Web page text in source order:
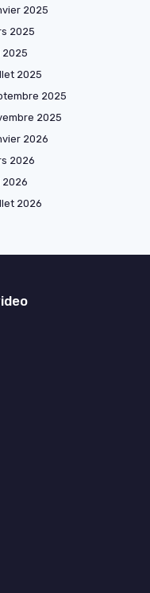
2025
2025
2025
2025
2025
2025
2026
2026
2026
2026